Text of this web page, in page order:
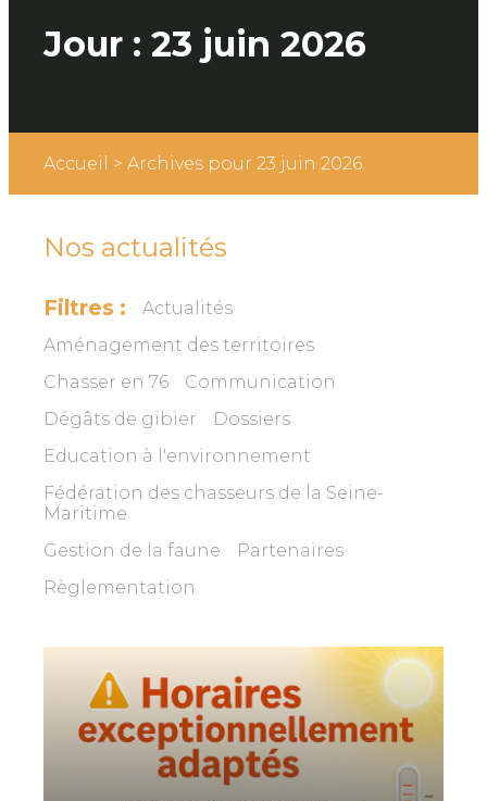
Jour : 23 juin 2026
Accueil > Archives pour 23 juin 2026
Nos actualités
Filtres :
Actualités
Aménagement des territoires
Chasser en 76
Communication
Dégâts de gibier
Dossiers
Education à l'environnement
Fédération des chasseurs de la Seine-
Maritime
Gestion de la faune
Partenaires
Règlementation